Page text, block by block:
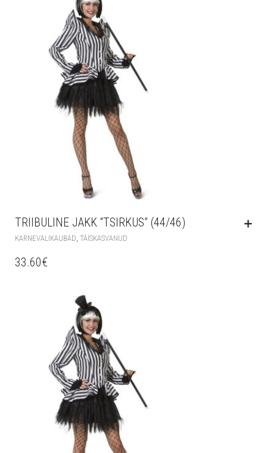
TRIIBULINE JAKK “TSIRKUS” (44/46)
KARNEVALIKAUBAD TÄISKASVANUD
33.60€